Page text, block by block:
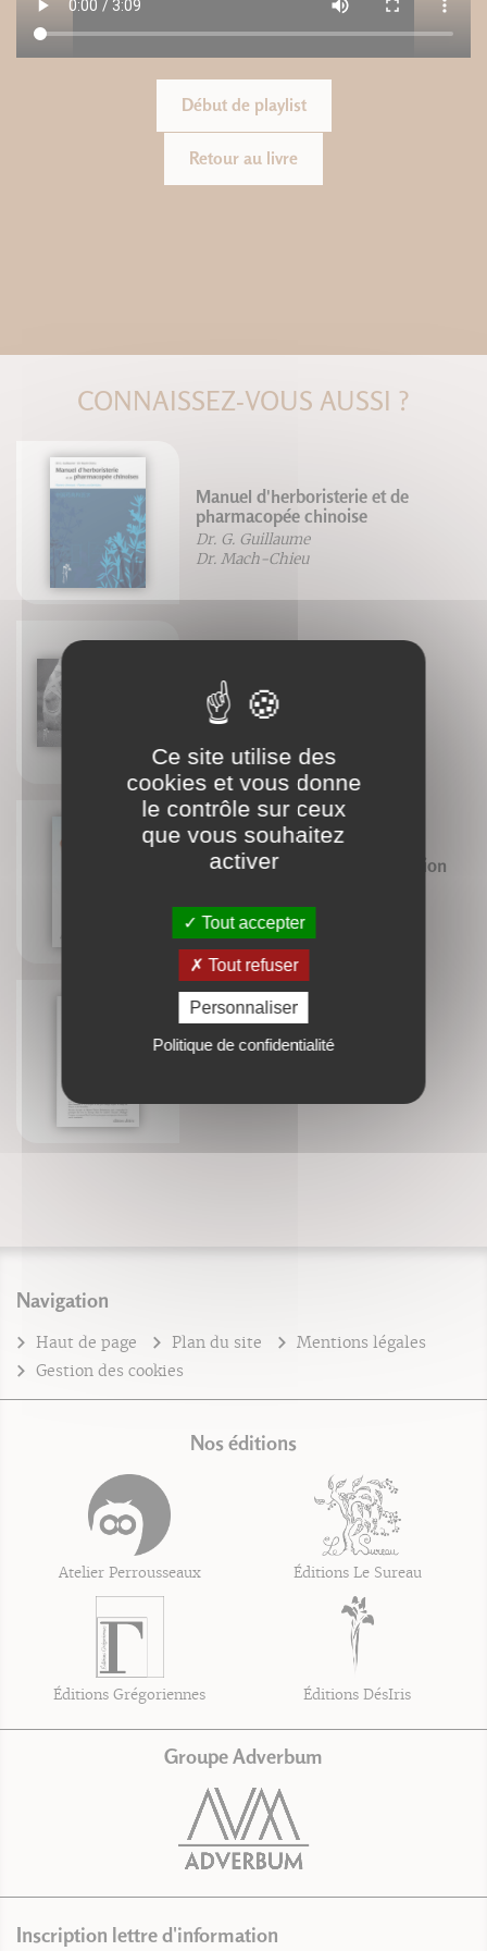
Début de playlist
Retour au livre
CONNAISSEZ-VOUS AUSSI ?
Manuel d'herboristerie et de
pharmacopée chinoise
Dr. G. Guillaume
Dr. Mach-Chieu
Chaussons de pointes
Christine Jeannin
Enquêtes médicales et évaluation
Alexis Clapin
Zen simple assise
Navigation
Haut de page Plan du site
Mentions légales
Gestion des cookies
Nos éditions
Atelier Perrousseaux Éditions Le Sureau
Éditions Grégoriennes Éditions DésIris
Groupe Adverbum
Inscription lettre d'information
Ce site utilise des
cookies et vous donne
le contrôle sur ceux
que vous souhaitez
activer
Tout accepter
Tout refuser
Personnaliser
Politique de confidentialité